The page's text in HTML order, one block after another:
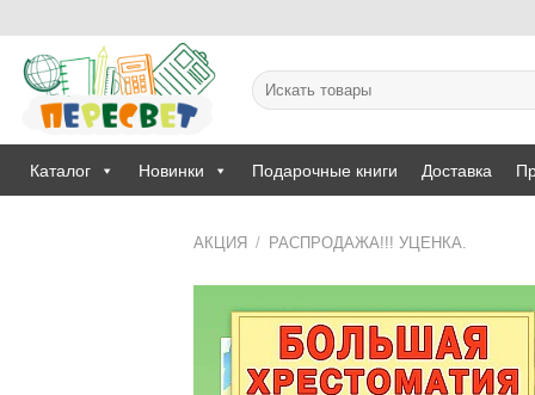
content
Искать:
Каталог Новинки Подарочные книги Доставка
АКЦИЯ / РАСПРОДАЖА!!! УЦЕНКА.